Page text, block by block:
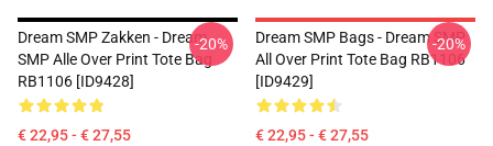
Dream SMP Zakken - Dream
SMP Alle Over Print Tote Bag
RB1106 [ID9428]
€ 22,95 - € 27,55
-20%
Dream SMP Bags - Dream SMP
All Over Print Tote Bag RB1106
[ID9429]
€ 22,95 - € 27,55
-20%